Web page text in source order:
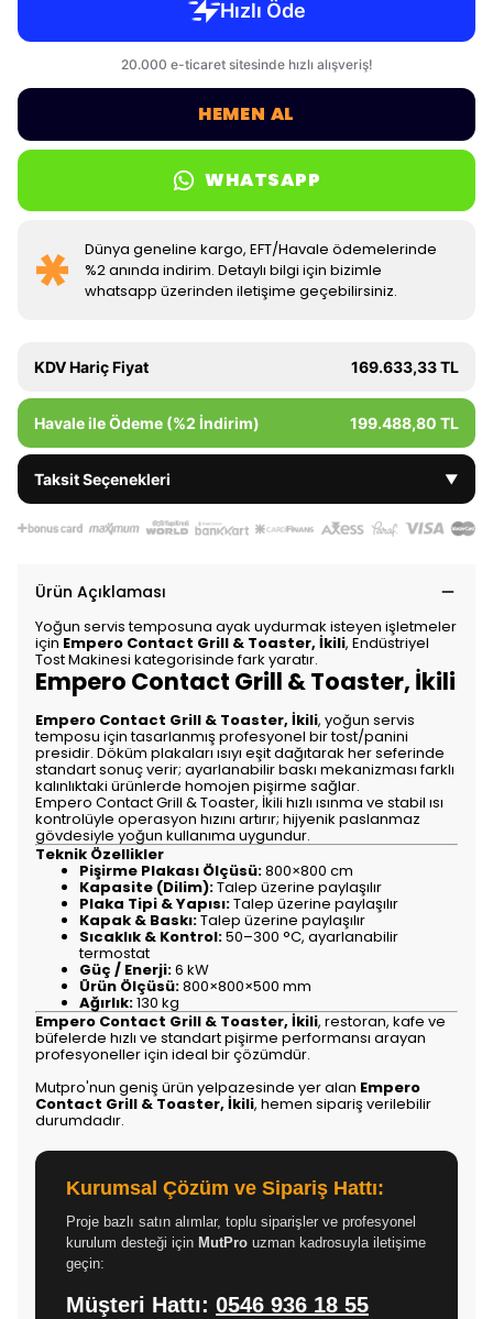
HEMEN AL
WHATSAPP
Dünya geneline kargo, EFT/Havale ödemelerinde
%2 anında indirim. Detaylı bilgi için bizimle
whatsapp üzerinden iletişime geçebilirsiniz.
KDV Hariç Fiyat 169.633,33 TL
Havale ile Ödeme (%2 İndirim) 199.488,80 TL
Taksit Seçenekleri ▼
Ürün Açıklaması
Yoğun servis temposuna ayak uydurmak isteyen işletmeler
için Empero Contact Grill & Toaster, İkili, Endüstriyel
Tost Makinesi kategorisinde fark yaratır.
Empero Contact Grill & Toaster, İkili
Empero Contact Grill & Toaster, İkili, yoğun servis
temposu için tasarlanmış profesyonel bir tost/panini
presidir. Döküm plakaları ısıyı eşit dağıtarak her seferinde
standart sonuç verir; ayarlanabilir baskı mekanizması farklı
kalınlıktaki ürünlerde homojen pişirme sağlar.
Empero Contact Grill & Toaster, İkili hızlı ısınma ve stabil ısı
kontrolüyle operasyon hızını artırır; hijyenik paslanmaz
gövdesiyle yoğun kullanıma uygundur.
Teknik Özellikler
Pişirme Plakası Ölçüsü:800×800 cm
Kapasite (Dilim):Talep üzerine paylaşılır
Plaka Tipi & Yapısı:Talep üzerine paylaşılır
Kapak & Baskı:Talep üzerine paylaşılır
Sıcaklık & Kontrol:50–300 °C, ayarlanabilir
termostat
Güç / Enerji:6 kW
Ürün Ölçüsü:800×800×500 mm
Ağırlık:130 kg
Empero Contact Grill & Toaster, İkili, restoran, kafe ve
büfelerde hızlı ve standart pişirme performansı arayan
profesyoneller için ideal bir çözümdür.
Mutpro'nun geniş ürün yelpazesinde yer alan Empero
Contact Grill & Toaster, İkili, hemen sipariş verilebilir
durumdadır.
Kurumsal Çözüm ve Sipariş Hattı:
Proje bazlı satın alımlar, toplu siparişler ve profesyonel
kurulum desteği için MutPro uzman kadrosuyla iletişime
geçin:
Müşteri Hattı: 0546 936 18 55